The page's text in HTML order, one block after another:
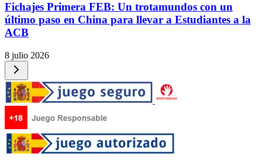
Fichajes Primera FEB: Un trotamundos con un
último paso en China para llevar a Estudiantes a la
ACB
8 julio 2026